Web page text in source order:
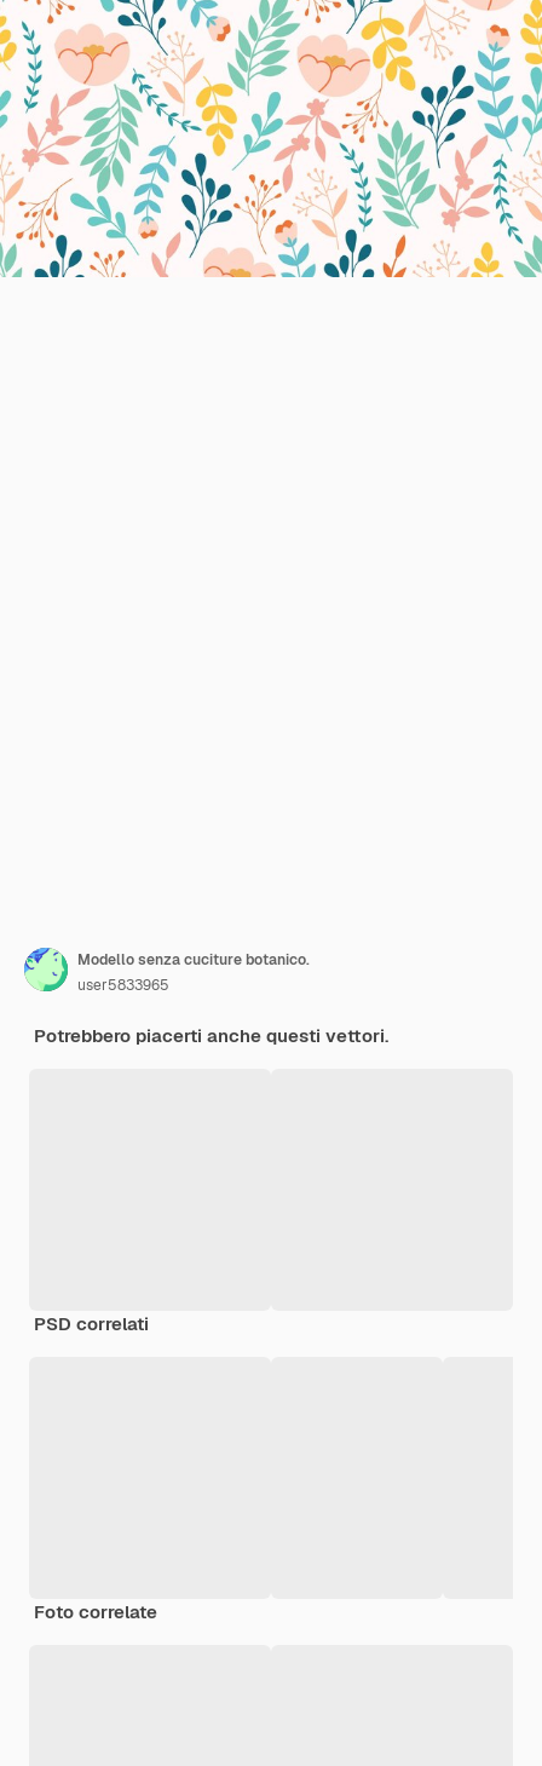
Modello senza cuciture botanico.
user5833965
Potrebbero piacerti anche questi vettori.
PSD correlati
Foto correlate